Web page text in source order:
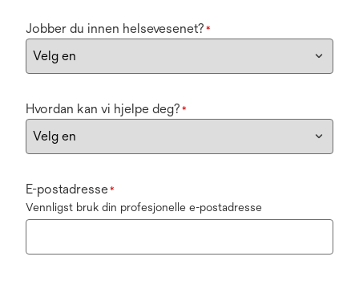
Jobber du innen helsevesenet? *
Hvordan kan vi hjelpe deg? *
E-postadresse*
Vennligst bruk din profesjonelle e-postadresse